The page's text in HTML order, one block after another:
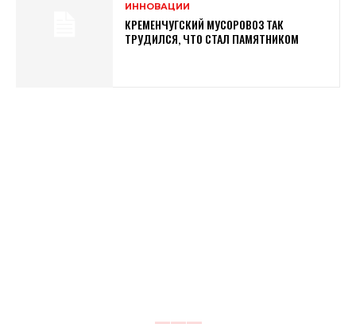
ИННОВАЦИИ
КРЕМЕНЧУГСКИЙ МУСОРОВОЗ ТАК
ТРУДИЛСЯ, ЧТО СТАЛ ПАМЯТНИКОМ